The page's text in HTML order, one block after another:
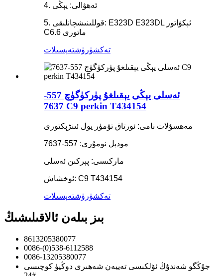
4. ئەھۋالى: يېڭى
5. قوللىنىشچانلىقى: E323D E323DL ئېكۋاتور
C6.6 ماتورى
تەكشۈرۈشتەپسىلات
ئەسلى يېڭى يېقىلغۇ پۈركۈگۈچ 557-
7637 C9 perkin T434154
مەھسۇلات نامى: ئورتاق تۆمۈر يول ئىنژېكتورى
مودېل نومۇرى: 557-7637
ماركىسى: پېركىن ئەسلى
ئوخشاش: C9 T434154
تەكشۈرۈشتەپسىلات
بىز بىلەن ئالاقىلىشىڭ
8613205380077
0086-(0)538-6112588
0086-13205380077
جۇڭگو شەندۇڭ ئۆلكىسى تەييەن شەھىرى دوڭيۈ كوچىسى